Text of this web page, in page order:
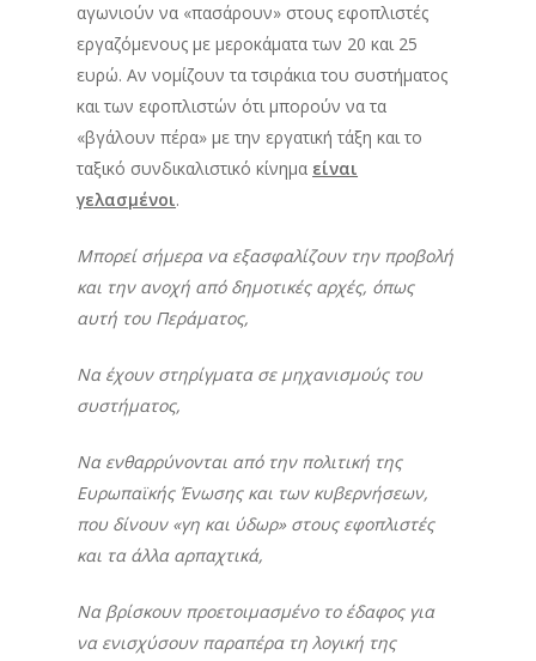
αγωνιούν να «πασάρουν» στους εφοπλιστές
εργαζόμενους με μεροκάματα των 20 και 25
ευρώ. Αν νομίζουν τα τσιράκια του συστήματος
και των εφοπλιστών ότι μπορούν να τα
«βγάλουν πέρα» με την εργατική τάξη και το
ταξικό συνδικαλιστικό κίνημα είναι
γελασμένοι.
Μπορεί σήμερα να εξασφαλίζουν την προβολή
και την ανοχή από δημοτικές αρχές, όπως
αυτή του Περάματος,
Να έχουν στηρίγματα σε μηχανισμούς του
συστήματος,
Να ενθαρρύνονται από την πολιτική της
Ευρωπαϊκής Ένωσης και των κυβερνήσεων,
που δίνουν «γη και ύδωρ» στους εφοπλιστές
και τα άλλα αρπαχτικά,
Να βρίσκουν προετοιμασμένο το έδαφος για
να ενισχύσουν παραπέρα τη λογική της